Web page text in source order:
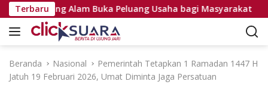
a
Terbaru
Tanjung Alam Buka Peluang Usaha bagi Masyarakat
Beranda Nasional
Pemerintah Tetapkan 1 Ramadan 1447 H
Jatuh 19 Februari 2026, Umat Diminta Jaga Persatuan